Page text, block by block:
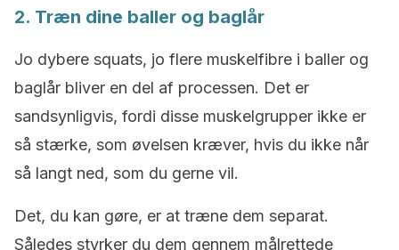
2. Træn dine baller og baglår
Jo dybere squats, jo flere muskelfibre i baller og
baglår bliver en del af processen. Det er
sandsynligvis, fordi disse muskelgrupper ikke er
så stærke, som øvelsen kræver, hvis du ikke når
så langt ned, som du gerne vil.
Det, du kan gøre, er at træne dem separat.
Således styrker du dem gennem målrettede